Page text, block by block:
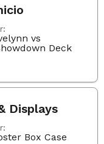
vs
Deck
Displays
Box Case